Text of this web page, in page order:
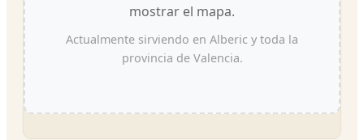
mostrar el mapa.
Actualmente sirviendo en Alberic y toda la
provincia de Valencia.